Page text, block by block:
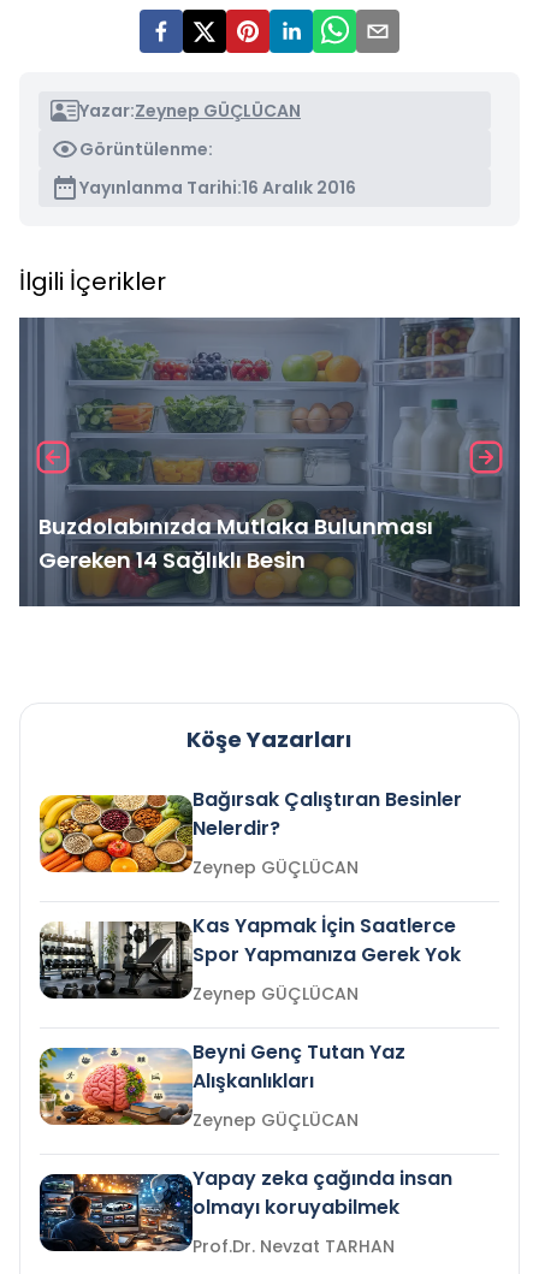
Yazar:Zeynep GÜÇLÜCAN
Görüntülenme:
Yayınlanma Tarihi:16 Aralık 2016
İlgili İçerikler
Buzdolabınızda Mutlaka Bulunması
Gereken 14 Sağlıklı Besin
Köşe Yazarları
Bağırsak Çalıştıran Besinler
Nelerdir?
Zeynep GÜÇLÜCAN
Kas Yapmak İçin Saatlerce
Spor Yapmanıza Gerek Yok
Zeynep GÜÇLÜCAN
Beyni Genç Tutan Yaz
Alışkanlıkları
Zeynep GÜÇLÜCAN
Yapay zeka çağında insan
olmayı koruyabilmek
Prof.Dr. Nevzat TARHAN